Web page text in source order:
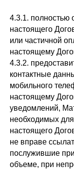
4.3.1. полностью
настоящего
или частичной
настоящему
4.3.2.
контактные
мобильного
настоящему
уведомлений,
необходимых
настоящего
не вправе
послужившие
объеме, при